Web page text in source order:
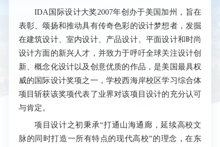
IDA 国际设计大奖2007年创办于美国加州，旨在
表彰、颂扬和推动具有传奇色彩的设计梦想者，发掘
在建筑设计、室内设计、产品设计、平面设计和时尚
设计方面的新兴人才，并致力于呼吁全球关注设计创
新、概念化设计以及创意优质的作品，是美国最具权
威的国际设计奖项之一，学校西海岸校区学习综合体
项目斩获该奖项代表了业界对该项目设计的充分认可
与肯定。
项目设计之初秉承“打通山海通廊，延续高校文
脉的同时打造一所有特点的现代高校”的理念，在东